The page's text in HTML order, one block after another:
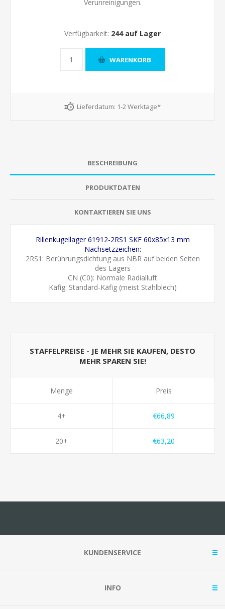
Verunreinigungen.
Verfügbarkeit: 244 auf Lager
Lieferdatum: 1-2 Werktage*
BESCHREIBUNG
PRODUKTDATEN
KONTAKTIEREN SIE UNS
Rillenkugellager 61912-2RS1 SKF 60x85x13 mm
Nachsetzzeichen:
2RS1: Berührungsdichtung aus NBR auf beiden Seiten
des Lagers
CN (C0): Normale Radialluft
Käfig: Standard-Käfig (meist Stahlblech)
STAFFELPREISE - JE MEHR SIE KAUFEN, DESTO
MEHR SPAREN SIE!
Menge
4+
20+
Preis
€66,89
€63,20
KUNDENSERVICE
INFO